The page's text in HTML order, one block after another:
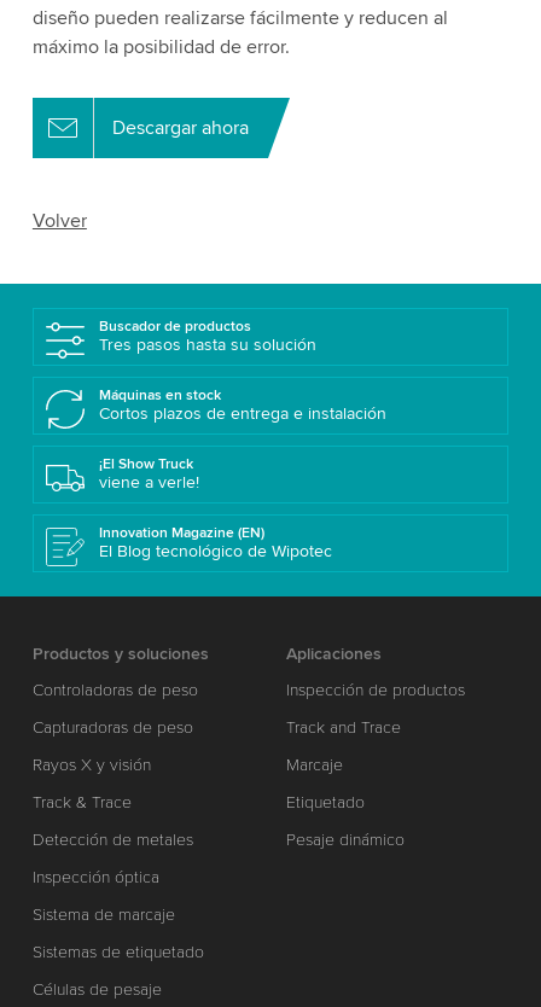
diseño pueden realizarse fácilmente y reducen al
máximo la posibilidad de error.
Descargar ahora
Volver
Buscador de productos
Tres pasos hasta su solución
Máquinas en stock
Cortos plazos de entrega e instalación
¡El Show Truck
viene a verle!
Innovation Magazine (EN)
El Blog tecnológico de Wipotec
Productos y soluciones
Controladoras de peso
Capturadoras de peso
Rayos X y visión
Track & Trace
Detección de metales
Inspección óptica
Sistema de marcaje
Sistemas de etiquetado
Células de pesaje
Aplicaciones
Inspección de productos
Track and Trace
Marcaje
Etiquetado
Pesaje dinámico